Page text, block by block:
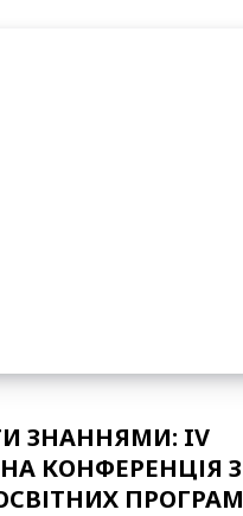
ЗНАННЯМИ: IV
КОНФЕРЕНЦІЯ З
ПРОГРАМ